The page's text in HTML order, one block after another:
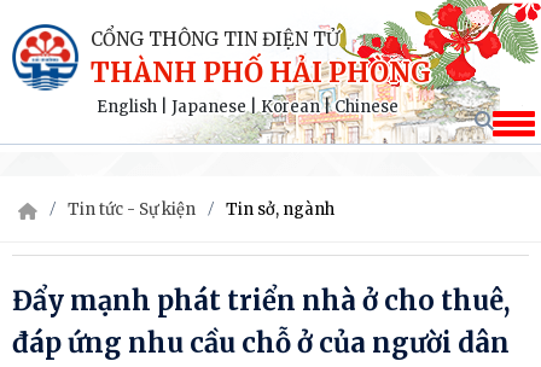
CỔNG THÔNG TIN ĐIỆN TỬ
THÀNH PHỐ HẢI PHÒNG
English Japanese|Korean|Chinese
Tin tức - Sự kiện Tin sở, ngành
Đẩy mạnh phát triển nhà ở cho thuê,
đáp ứng nhu cầu chỗ ở của người dân